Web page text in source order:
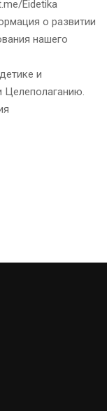
Eidetika
о развитии
нашего
и